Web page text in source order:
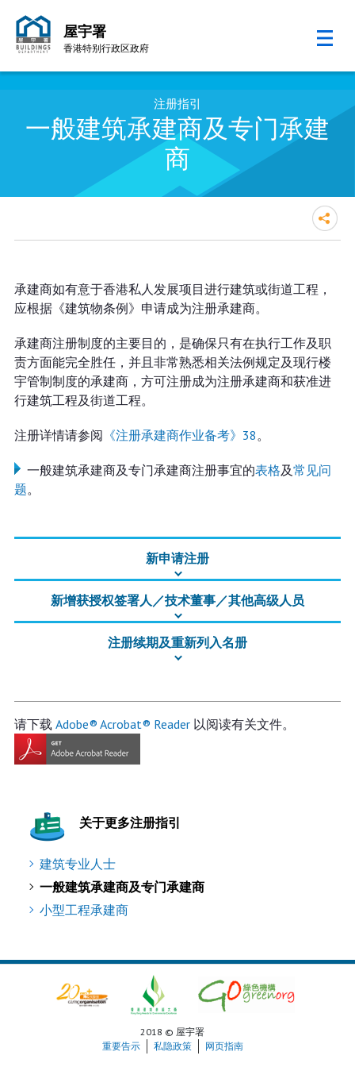
屋宇署
香港特别行政区政府
注册指引
一般建筑承建商及专门承建
商
承建商如有意于香港私人发展项目进行建筑或街道工程，
应根据《建筑物条例》申请成为注册承建商。
承建商注册制度的主要目的，是确保只有在执行工作及职
责方面能完全胜任，并且非常熟悉相关法例规定及现行楼
宇管制制度的承建商，方可注册成为注册承建商和获准进
行建筑工程及街道工程。
注册详情请参阅 《注册承建商作业备考》38。
一般建筑承建商及专门承建商注册事宜的表格及常见问
题。
新申请注册
新增获授权签署人／技术董事／其他高级人员
注册续期及重新列入名册
请下载 Adobe® Acrobat® Reader以阅读有关文件。
关于更多注册指引
建筑专业人士
一般建筑承建商及专门承建商
小型工程承建商
2018 © 屋宇署
重要告示
私隐政策 网页指南